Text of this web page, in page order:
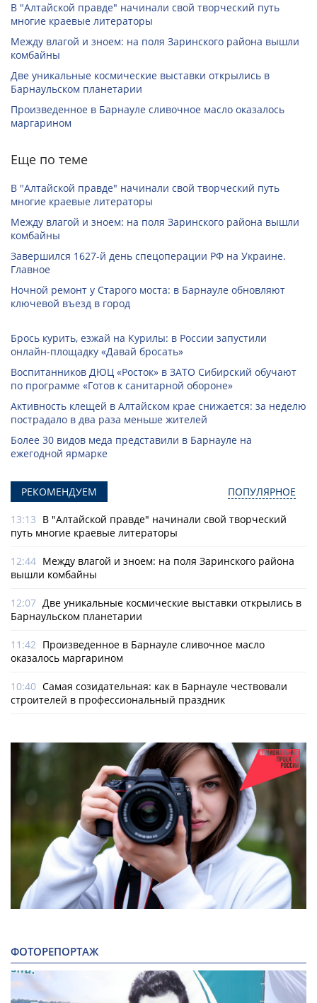
В "Алтайской правде" начинали свой творческий путь
многие краевые литераторы
Между влагой и зноем: на поля Заринского района вышли
комбайны
Две уникальные космические выставки открылись в
Барнаульском планетарии
Произведенное в Барнауле сливочное масло оказалось
маргарином
Еще по теме
В "Алтайской правде" начинали свой творческий путь
многие краевые литераторы
Между влагой и зноем: на поля Заринского района вышли
комбайны
Завершился 1627-й день спецоперации РФ на Украине.
Главное
Ночной ремонт у Старого моста: в Барнауле обновляют
ключевой въезд в город
Брось курить, езжай на Курилы: в России запустили
онлайн-­площадку «Давай бросать»
Воспитанников ДЮЦ «Росток» в ЗАТО Сибирский обучают
по программе «Готов к санитарной обороне»
Активность клещей в Алтайском крае снижается: за неделю
пострадало в два раза меньше жителей
Более 30 видов меда представили в Барнауле на
ежегодной ярмарке
РЕКОМЕНДУЕМ ПОПУЛЯРНОЕ
13:13 В "Алтайской правде" начинали свой творческий
путь многие краевые литераторы
12:44 Между влагой и зноем: на поля Заринского района
вышли комбайны
12:07 Две уникальные космические выставки открылись в
Барнаульском планетарии
11:42 Произведенное в Барнауле сливочное масло
оказалось маргарином
10:40 Самая созидательная: как в Барнауле чествовали
строителей в профессиональный праздник
ФОТОРЕПОРТАЖ